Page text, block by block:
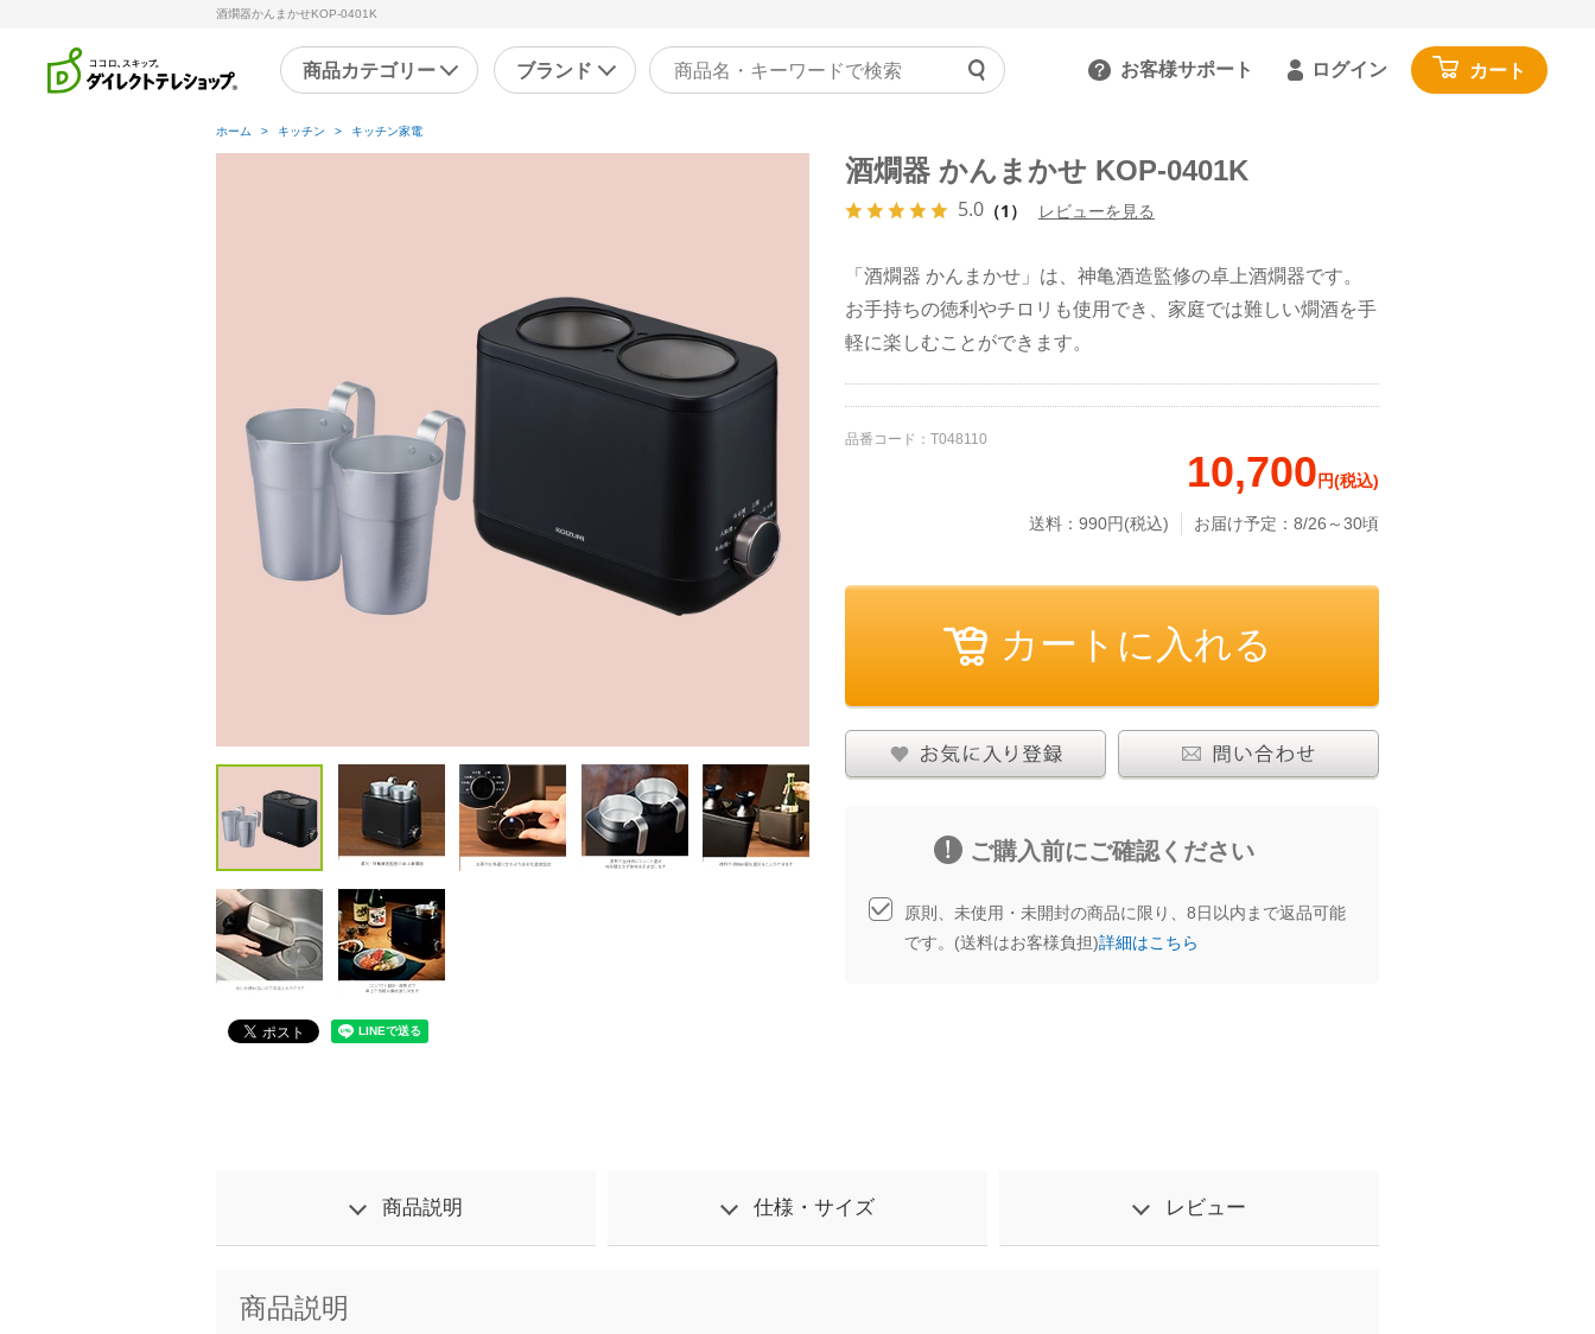
酒燗器かんまかせKOP-0401K
商品カテゴリー ブランド お客様サポート
ご利用ガイドを見る
問い合わせる
ログイン カート
フライパン・鍋
キッチン家電
包丁・ハサミ・スライサー
メンズ
その他
マッサージ機器・健康器具
マッサージャー
健康器具・健康グッズ
その他
美容・エクササイズ
雑貨・便利グッズ
アウトドア・レジャー
その他
寝具・家具・収納
マットレス・敷きパッド
家具・収納
じゅうたん・カーペット
食品
ホーム > キッチン > キッチン家電
酒燗器 かんまかせ KOP-0401K
5.0 （1） レビューを見る
「酒燗器 かんまかせ」は、神亀酒造監修の卓上酒燗器です。
お手持ちの徳利やチロリも使用でき、家庭では難しい燗酒を手
軽に楽しむことができます。
品番コード： T048110
10,700 円(税込)
送料：990円(税込) お届け予定：8/26～30頃
商品について問い合わせる
ご購入前にご確認ください
原則、未使用・未開封の商品に限り、8日以内まで返品可能
です。(送料はお客様負担)詳細はこちら
商品説明 仕様・サイズ レビュー
商品説明